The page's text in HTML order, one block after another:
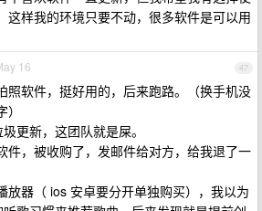
这样我的环境只要不动，很多软件是可以用
47
16
照软件，挺好用的，后来跑路。（换手机没
更新，这团队就是屎。
件，被收购了，发邮件给对方，给我退了一
放器（ ios 安卓要分开单独购买），我以为